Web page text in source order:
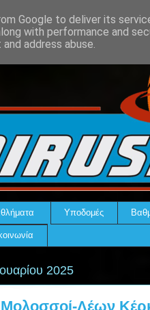
Υποδομές
2025
Λέων
Google to deliver its
with performance and
address abuse.